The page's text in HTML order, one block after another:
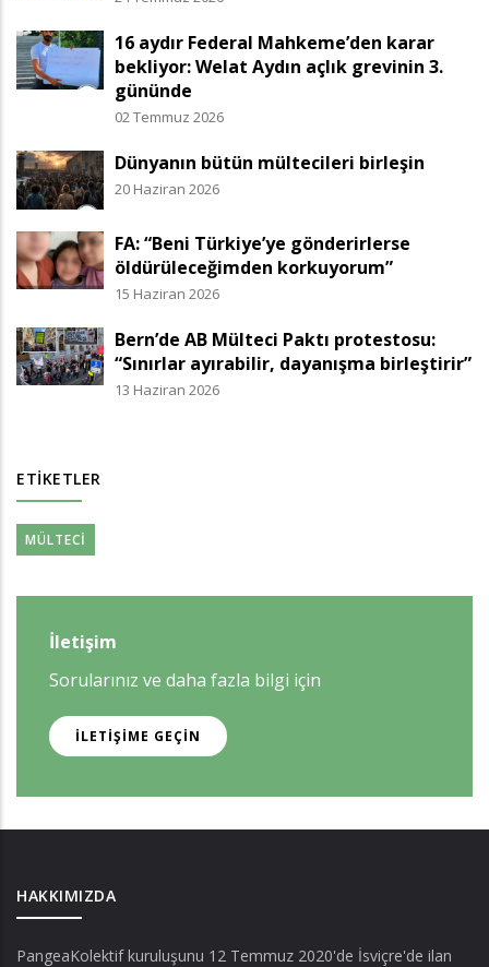
16 aydır Federal Mahkeme’den karar
bekliyor: Welat Aydın açlık grevinin 3.
gününde
02 Temmuz 2026
Dünyanın bütün mültecileri birleşin
20 Haziran 2026
FA: “Beni Türkiye’ye gönderirlerse
öldürüleceğimden korkuyorum”
15 Haziran 2026
Bern’de AB Mülteci Paktı protestosu:
“Sınırlar ayırabilir, dayanışma birleştirir”
13 Haziran 2026
ETIKETLER
MÜLTECI
İletişim
Sorularınız ve daha fazla bilgi için
İLETIŞIME GEÇIN
HAKKIMIZDA
PangeaKolektifkuruluşunu 12 Temmuz 2020'de İsviçre'de ilan